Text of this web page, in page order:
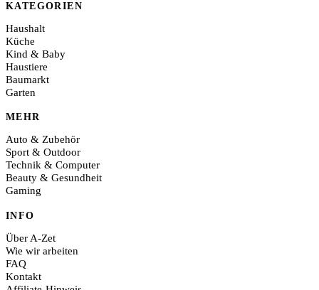
KATEGORIEN
Haushalt
Küche
Kind & Baby
Haustiere
Baumarkt
Garten
MEHR
Auto & Zubehör
Sport & Outdoor
Technik & Computer
Beauty & Gesundheit
Gaming
INFO
Über A-Zet
Wie wir arbeiten
FAQ
Kontakt